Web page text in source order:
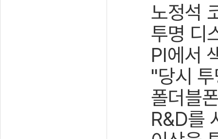
노정석
투명 디
PI에서
"당시
폴더블
R&D를